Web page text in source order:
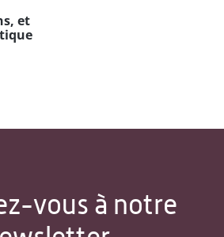
et
vous à notre